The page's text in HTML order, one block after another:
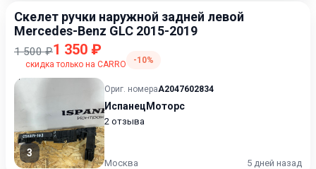
Скелет ручки наружной задней левой
Mercedes-Benz GLC 2015-2019
1 500 ₽1 350 ₽
скидка только на CARRO -10%
3
Ориг. номераA2047602834
ИспанецМоторс
2 отзыва
Москва 5 дней назад